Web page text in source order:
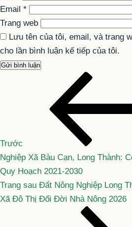
Email *
Trang web
Lưu tên của tôi, email, và trang
cho lần bình luận kế tiếp của tôi.
viết
Trước
Nghiệp Xã Bàu Cạn, Long Thành:
Quy Hoạch 2021-2030
Bài
tiếp
Trang sau Đất Nông Nghiệp Long
Xã Đô Thị Đổi Đời Nhà Nông 2026